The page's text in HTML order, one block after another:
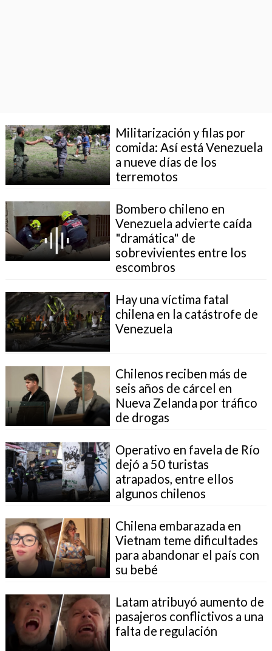
Militarización y filas por
comida: Así está Venezuela
a nueve días de los
terremotos
Bombero chileno en
Venezuela advierte caída
"dramática" de
sobrevivientes entre los
escombros
Hay una víctima fatal
chilena en la catástrofe de
Venezuela
Chilenos reciben más de
seis años de cárcel en
Nueva Zelanda por tráfico
de drogas
Operativo en favela de Río
dejó a 50 turistas
atrapados, entre ellos
algunos chilenos
Chilena embarazada en
Vietnam teme dificultades
para abandonar el país con
su bebé
Latam atribuyó aumento de
pasajeros conflictivos a una
falta de regulación